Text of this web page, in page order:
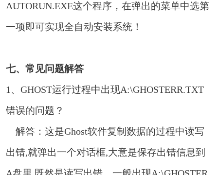
AUTORUN.EXE这个程序，在弹出的菜单中选第
一项即可实现全自动安装系统！
七、常见问题解答
1、GHOST运行过程中出现A:\GHOSTERR.TXT
错误的问题？
解答：这是Ghost软件复制数据的过程中读写
出错,就弹出一个对话框,大意是保存出错信息到